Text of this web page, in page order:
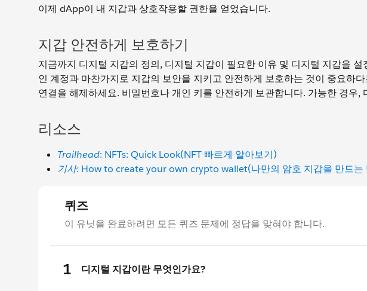
이제 dApp이 내 지갑과 상호작용할 권한을 얻었습니다.
지갑 안전하게 보호하기
지금까지 디지털 지갑의 정의, 디지털 지갑이 필요한 이유 및 디지털 지갑을
인 계정과 마찬가지로 지갑의 보안을 지키고 안전하게 보호하는 것이 중요하
연결을 해제하세요. 비밀번호나 개인 키를 안전하게 보관합니다. 가능한 경우,
리소스
Trailhead: NFTs: Quick Look(NFT 빠르게 알아보기)
기사: How to create your own crypto wallet(나만의 암호 지갑을 만드는